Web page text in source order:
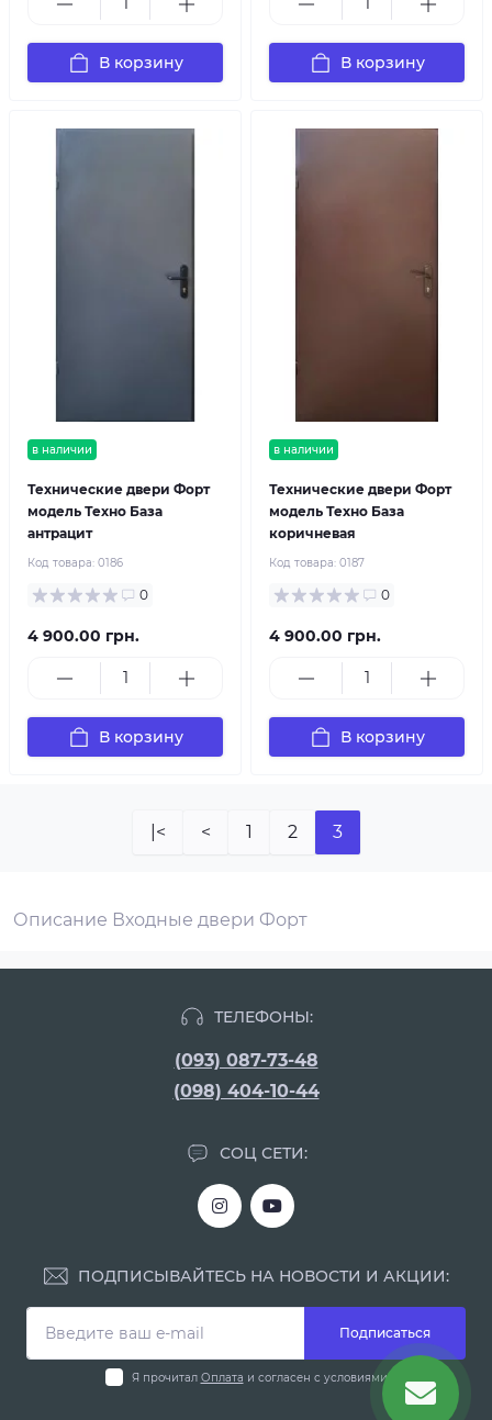
В корзину В корзину
в наличии
Технические двери Форт
модель Техно База
антрацит
Код товара: 0186
0
4 900.00 грн.
В корзину
в наличии
Технические двери Форт
модель Техно База
коричневая
Код товара: 0187
0
4 900.00 грн.
В корзину
|< < 1 2 3
Описание Входные двери Форт
ТЕЛЕФОНЫ:
(093) 087-73-48
(098) 404-10-44
СОЦ СЕТИ:
ПОДПИСЫВАЙТЕСЬ НА НОВОСТИ И АКЦИИ:
Подписаться
Я прочитал Оплата и согласен с условиями